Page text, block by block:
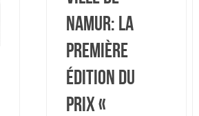
Namur: La
première
édition du
Prix «